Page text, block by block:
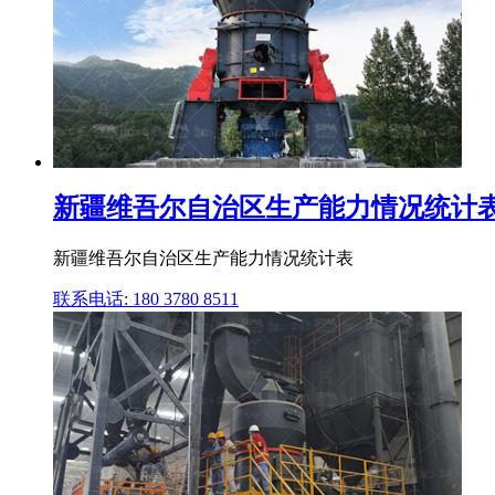
新疆维吾尔自治区生产能力情况统计
新疆维吾尔自治区生产能力情况统计表
联系电话: 180 3780 8511